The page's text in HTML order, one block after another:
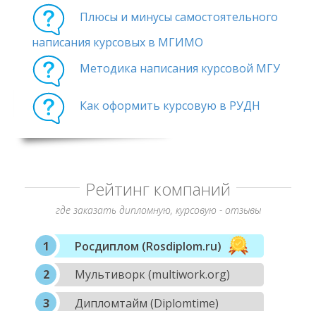
Плюсы и минусы самостоятельного
написания курсовых в МГИМО
Методика написания курсовой МГУ
Как оформить курсовую в РУДН
Рейтинг компаний
где заказать дипломную, курсовую - отзывы
Росдиплом (Rosdiplom.ru)
Мультиворк (multiwork.org)
Дипломтайм (Diplomtime)